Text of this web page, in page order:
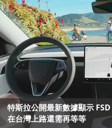
特斯拉公開最新數據顯示
在台灣上路還需再等等